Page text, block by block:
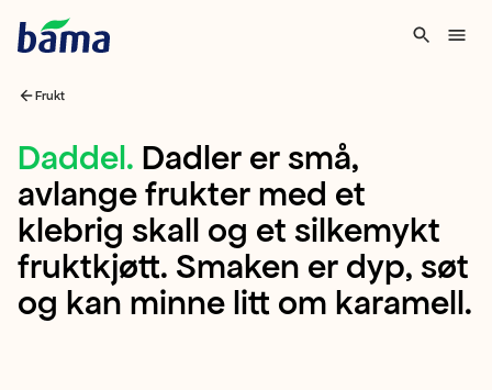
Frukt
Daddel
Dadler
er
små,
avlange
Daddel. Dadler er små,
avlange frukter med et
klebrig skall og et silkemykt
fruktkjøtt. Smaken er dyp, søt
og kan minne litt om karamell.